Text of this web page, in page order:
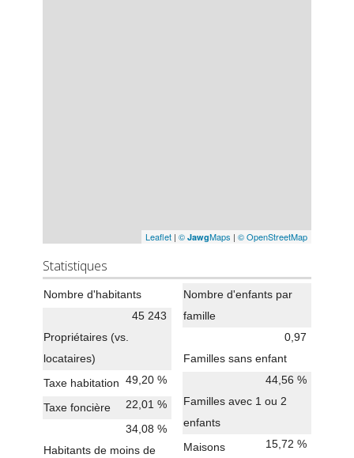
Leaflet | © JawgMaps | © OpenStreetMap
Statistiques
Nombre d'habitants
45 243
Propriétaires (vs.
locataires)
49,20 %
Taxe habitation
22,01 %
Taxe foncière
34,08 %
Habitants de moins de
Nombre d'enfants par
famille
0,97
Familles sans enfant
44,56 %
Familles avec 1 ou 2
enfants
15,72 %
Maisons